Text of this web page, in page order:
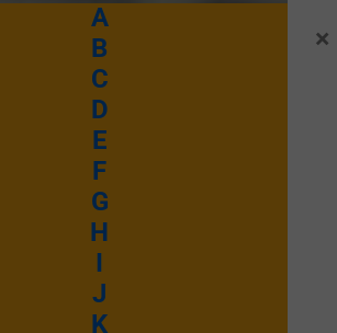
A
B
C
D
E
F
G
H
I
J
K
Emmanuel Septembre 2025
Ecouter et télécharger
sur
×